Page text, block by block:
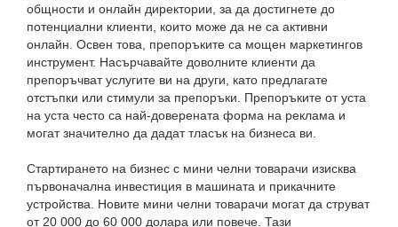
общности и онлайн директории, за да достигнете до
потенциални клиенти, които може да не са активни
онлайн. Освен това, препоръките са мощен маркетингов
инструмент. Насърчавайте доволните клиенти да
препоръчват услугите ви на други, като предлагате
отстъпки или стимули за препоръки. Препоръките от уста
на уста често са най-доверената форма на реклама и
могат значително да дадат тласък на бизнеса ви.
Стартирането на бизнес с мини челни товарачи изисква
първоначална инвестиция в машината и прикачните
устройства. Новите мини челни товарачи могат да струват
от 20 000 до 60 000 долара или повече. Тази